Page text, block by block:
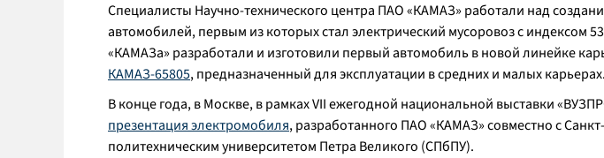
Специалисты Научно-технического центра ПАО «КАМАЗ» работали над
автомобилей, первым из которых стал электрический мусоровоз с индексом
«КАМАЗа» разработали и изготовили первый автомобиль в новой линейке
КАМАЗ-65805, предназначенный для эксплуатации в средних и малых карьерах.
В конце года, в Москве, в рамках VII ежегодной национальной выставки
презентация электромобиля, разработанного ПАО «КАМАЗ» совместно с
политехническим университетом Петра Великого (СПбПУ).